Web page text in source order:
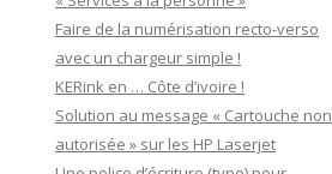
Faire de la numérisation recto-verso
avec un chargeur simple !
KERink en … Côte d’ivoire !
Solution au message « Cartouche non
autorisée » sur les HP Laserjet